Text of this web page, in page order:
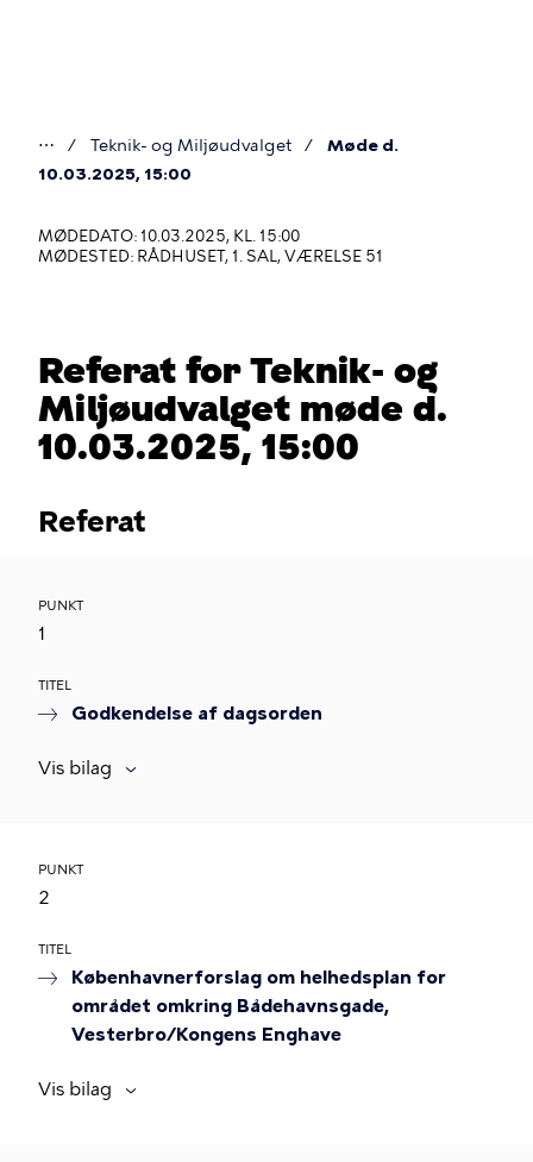
Du
her
⋯ Teknik- og Miljøudvalget
Møde d.
10.03.2025, 15:00
MØDEDATO: 10.03.2025, KL. 15:00
MØDESTED: RÅDHUSET, 1. SAL, VÆRELSE 51
Referat for Teknik- og
Miljøudvalget møde d.
10.03.2025, 15:00
Referat
PUNKT
1
TITEL
Godkendelse af dagsorden
Vis bilag
PUNKT
2
TITEL
Københavnerforslag om helhedsplan for
området omkring Bådehavnsgade,
Vesterbro/Kongens Enghave
Vis bilag